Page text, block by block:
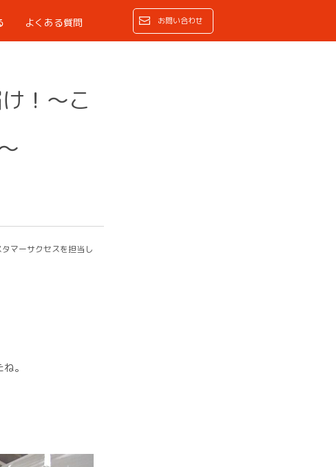
よくある質問 お問い合わせ
！～こ
マーサクセスを担当し
。